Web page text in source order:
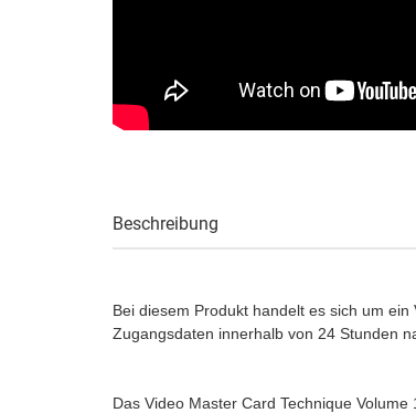
Beschreibung
Bei diesem Produkt handelt es sich um
Zugangsdaten innerhalb von 24 Stunden
Das Video Master Card Technique